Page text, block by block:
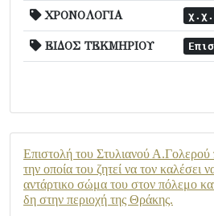
ΧΡΟΝΟΛΟΓΙΑ χ.χ.
ΕΙΔΟΣ ΤΕΚΜΗΡΙΟΥ
Επιστολή του Στυλιανού Α.Γολερού
την οποία του ζητεί να τον καλέσει
αντάρτικο σώμα του στον πόλεμο
δη στην περιοχή της Θράκης.